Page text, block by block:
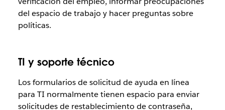
del espacio de trabajo y hacer preguntas sobre
políticas.
TI y soporte técnico
Los formularios de solicitud de ayuda en línea
para TI normalmente tienen espacio para enviar
solicitudes de restablecimiento de contraseña,